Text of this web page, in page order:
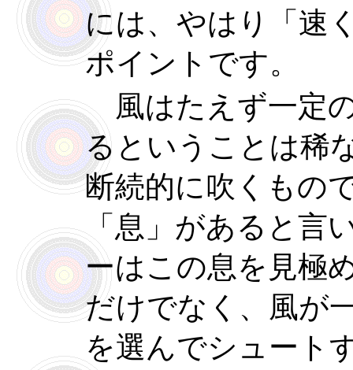
には、やはり「速
ポイントです。
風はたえず一定
るということは稀
断続的に吹くもの
「息」があると言
ーはこの息を見極
だけでなく、風が
を選んでシュート